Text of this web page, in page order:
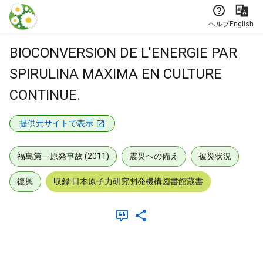
本文に飛ぶ
ヘルプEnglish
BIOCONVERSION DE L'ENERGIE PAR
SPIRULINA MAXIMA EN CULTURE
CONTINUE.
提供元サイトで表示
福島第一原発事故 (2011) 震災への備え 被災状況
復興 収録:日本原子力研究開発機構図書館蔵書